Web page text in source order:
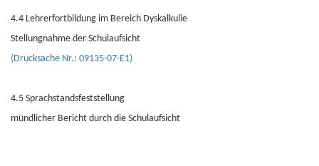
4.4 Lehrerfortbildung im Bereich Dyskalkulie
Stellungnahme der Schulaufsicht
(Drucksache Nr.: 09135-07-E1)
4.5 Sprachstandsfeststellung
mündlicher Bericht durch die Schulaufsicht